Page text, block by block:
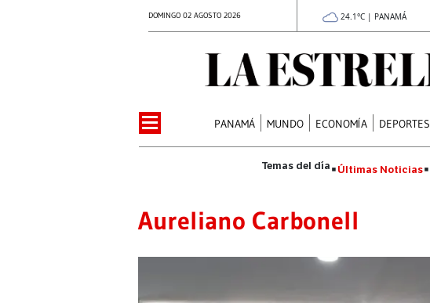
DOMINGO 02 AGOSTO 2026 24.1°C | PANAMÁ
PANAMÁ MUNDO ECONOMÍA DEPORTES
Últimas Noticias
Aureliano Carbonell